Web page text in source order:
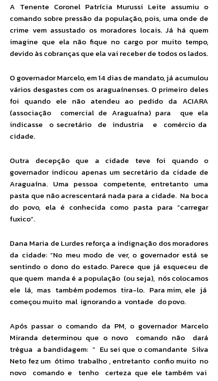
A Tenente Coronel Patrícia Murussi Leite assumiu o
comando sobre pressão da população, pois, uma onde de
crime vem assustado os moradores locais. Já há quem
imagine que ela não fique no cargo por muito tempo,
devido às cobranças que ela vai receber de todos os lados.
O governador Marcelo, em 14 dias de mandato, já acumulou
vários desgastes com os araguaínenses. O primeiro deles
foi quando ele não atendeu ao pedido da ACIARA
(associação comercial de Araguaína) para que ela
indicasse o secretário de industria e comércio da
cidade.
Outra decepção que a cidade teve foi quando o
governador indicou apenas um secretário da cidade de
Araguaína. Uma pessoa competente, entretanto uma
pasta que não acrescentará nada para a cidade. Na boca
do povo, ela é conhecida como pasta para “carregar
fuxico”.
Dana Maria de Lurdes reforça a indignação dos moradores
da cidade: “No meu modo de ver, o governador está se
sentindo o dono do estado. Parece que já esqueceu de
que quem manda é a população (ou seja), nós colocamos
ele lá, mas também podemos tira-lo. Para mim, ele já
começou muito mal ignorando a vontade do povo.
Após passar o comando da PM, o governador Marcelo
Miranda determinou que o novo comando não dará
trégua a bandidagem: “ Eu sei que o comandante Silva
Neto fez um ótimo trabalho , entretanto confio muito no
novo comando e tenho certeza que ele também vai